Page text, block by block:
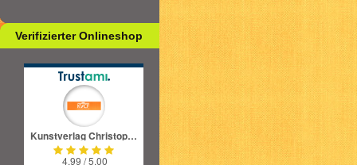
Verifizierter Onlineshop